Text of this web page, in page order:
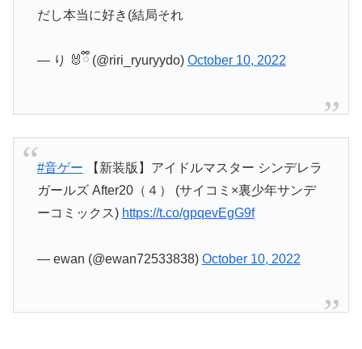
だし本当に好き(結局それ
— り 🐰ྀི (@riri_ryuryydo) October 10, 2022
#音ゲー 【新装版】アイドルマスター シンデレラ
ガールズ After20（４） (サイコミ×裏少年サンデ
ーコミックス) https://t.co/gpqevEgG9f
— ewan (@ewan72533838) October 10, 2022